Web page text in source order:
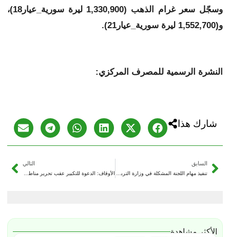
وسجّل سعر غرام الذهب (1,330,900 ليرة سورية_عيار18)،
و(1,552,700 ليرة سورية_عيار21).
النشرة الرسمية للمصرف المركزي:
شارك هذا
السابق
تنفيذ مهام اللجنة المشكلة في وزارة التربية: اجتماع مع مشرفي المجمعات التربوية في الرقة
التالي
الأوقاف: الدعوة للتكبير عقب تحرير مناطق شرق سوريا كانت تعبيراً عن الفرح بتعزيز الوحدة السورية
الأكثر مشاهدة